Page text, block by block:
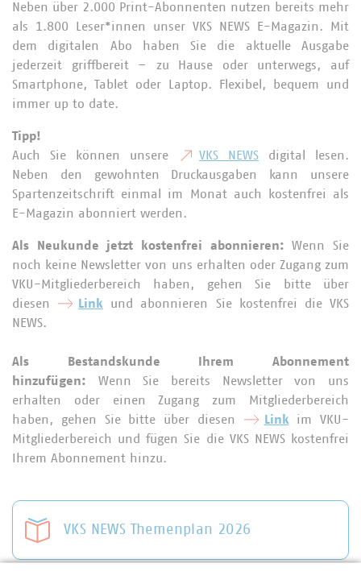
Neben über 2.000 Print-Abonnenten nutzen bereits mehr
als 1.800 Leser*innen unser VKS NEWS E-Magazin. Mit
dem digitalen Abo haben Sie die aktuelle Ausgabe
jederzeit griffbereit – zu Hause oder unterwegs, auf
Smartphone, Tablet oder Laptop. Flexibel, bequem und
immer up to date.
Tipp!
Auch Sie können unsere
VKS NEWS digital lesen.
Neben den gewohnten Druckausgaben kann unsere
Spartenzeitschrift einmal im Monat auch kostenfrei als
E-Magazin abonniert werden.
Als Neukunde jetzt kostenfrei abonnieren: Wenn Sie
noch keine Newsletter von uns erhalten oder Zugang zum
VKU-Mitgliederbereich haben, gehen Sie bitte über
diesen
Link und abonnieren Sie kostenfrei die VKS
NEWS.
Als Bestandskunde Ihrem Abonnement
hinzufügen: Wenn Sie bereits Newsletter von uns
erhalten oder einen Zugang zum Mitgliederbereich
haben, gehen Sie bitte über diesen
Link im VKU-
Mitgliederbereich und fügen Sie die VKS NEWS kostenfrei
Ihrem Abonnement hinzu.
VKS NEWS Themenplan 2026